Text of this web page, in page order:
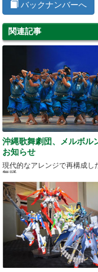
バックナンバーへ
関連記事
沖縄歌舞劇団、メルボル
お知らせ
現代的なアレンジで再構成し
舞踊